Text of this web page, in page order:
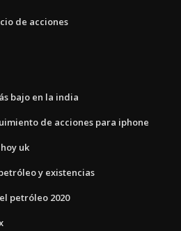
de acciones
bajo en la india
de acciones para iphone
uk
y existencias
petróleo 2020